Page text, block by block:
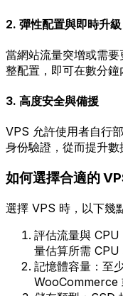
2. 彈性配置與即時升級
當網站流量突增或需
整配置，即可在數分鐘
3. 高度安全與備援
VPS 允許使用者自行
身份驗證，從而提升數
如何選擇合適的
選擇 VPS 時，以下幾
評估流量與 CPU
量估算所需 CPU
記憶體容量：至
WooCommerce